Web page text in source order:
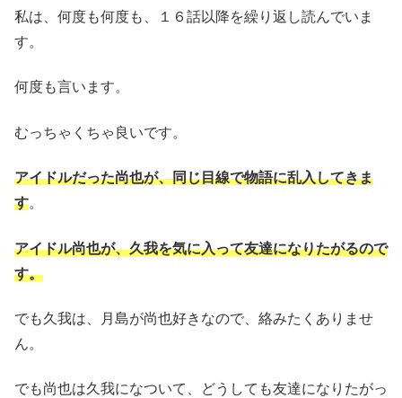
私は、何度も何度も、１６話以降を繰り返し読んでいま
す。
何度も言います。
むっちゃくちゃ良いです。
アイドルだった尚也が、同じ目線で物語に乱入してきま
す。
アイドル尚也が、久我を気に入って友達になりたがるので
す。
でも久我は、月島が尚也好きなので、絡みたくありませ
ん。
でも尚也は久我になついて、どうしても友達になりたがっ